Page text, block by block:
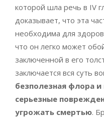
которой шла речь в IV
доказывает, что эта
необходима для
что он легко может
заключенной в его
заключается вся суть
безполезная флора
серьезные
угрожать смертью.